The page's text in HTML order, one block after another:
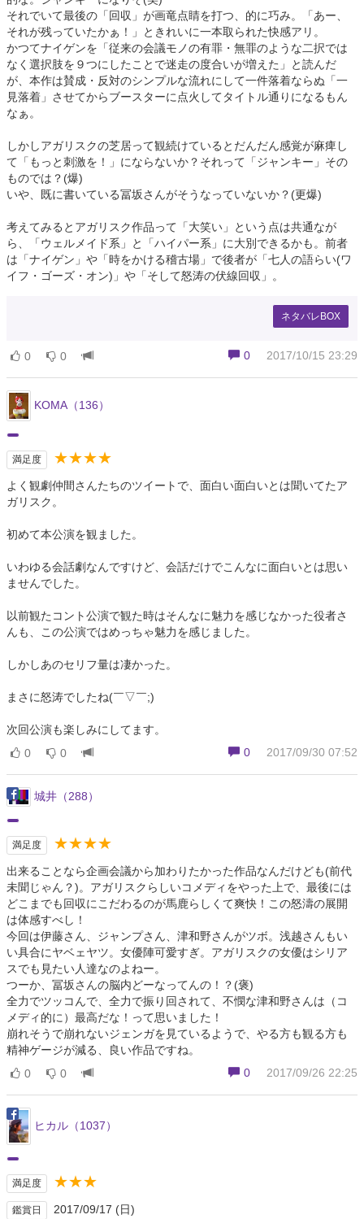
それでいて最後の「回収」が画竜点睛を打つ、的に巧み。「あー、
それが残っていたかぁ！」ときれいに一本取られた快感アリ。
かつてナイゲンを「従来の会議モノの有罪・無罪のような二択では
なく選択肢を９つにしたことで迷走の度合いが増えた」と読んだ
が、本作は賛成・反対のシンプルな流れにして一件落着ならぬ「一
見落着」させてからブースターに点火してタイトル通りになるもん
なぁ。
しかしアガリスクの芝居って観続けているとだんだん感覚が麻痺し
て「もっと刺激を！」にならないか？それって「ジャンキー」その
ものでは？(爆)
いや、既に書いている冨坂さんがそうなっていないか？(更爆)
考えてみるとアガリスク作品って「大笑い」という点は共通なが
ら、「ウェルメイド系」と「ハイパー系」に大別できるかも。前者
は「ナイゲン」や「時をかける稽古場」で後者が「七人の語らい(ワ
イフ・ゴーズ・オン)」や「そして怒涛の伏線回収」。
ネタバレBOX
0 2017/10/15 23:29
0 0
KOMA（136）
満足度 ★★★★
よく観劇仲間さんたちのツイートで、面白い面白いとは聞いてたア
ガリスク。
初めて本公演を観ました。
いわゆる会話劇なんですけど、会話だけでこんなに面白いとは思い
ませんでした。
以前観たコント公演で観た時はそんなに魅力を感じなかった役者さ
んも、この公演ではめっちゃ魅力を感じました。
しかしあのセリフ量は凄かった。
まさに怒涛でしたね(￣▽￣;)
次回公演も楽しみにしてます。
0
2017/09/30 07:52
0 0
城井（288）
満足度 ★★★★
出来ることなら企画会議から加わりたかった作品なんだけども(前代
未聞じゃん？)。アガリスクらしいコメディをやった上で、最後には
どこまでも回収にこだわるのが馬鹿らしくて爽快！この怒濤の展開
は体感すべし！
今回は伊藤さん、ジャンプさん、津和野さんがツボ。浅越さんもい
い具合にヤベェヤツ。女優陣可愛すぎ。アガリスクの女優はシリア
スでも見たい人達なのよねー。
つーか、冨坂さんの脳内どーなってんの！？(褒)
全力でツッコんで、全力で振り回されて、不憫な津和野さんは（コ
メディ的に）最高だな！って思いました！
崩れそうで崩れないジェンガを見ているようで、やる方も観る方も
精神ゲージが減る、良い作品ですね。
0
2017/09/26 22:25
0 0
ヒカル（1037）
満足度 ★★★
鑑賞日 2017/09/17 (日)